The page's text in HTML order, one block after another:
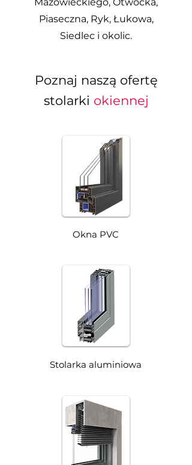
Piaseczna, Ryk, Łukowa,
Siedlec i okolic.
Poznaj naszą ofertę
stolarki okiennej
Okna PVC
Stolarka aluminiowa